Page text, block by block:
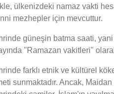
ülkenizdeki namaz vakti
mezhepler için mevcuttur.
güneşin batma saati,
"Ramazan vakitleri"
farklı etnik ve kültürel
sunmaktadır. Ancak,